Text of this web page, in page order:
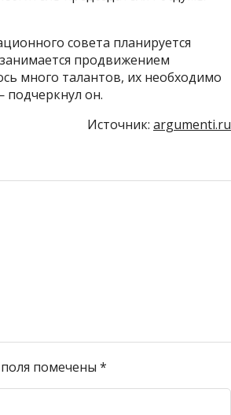
совета планируется
продвижением
много талантов, их необходимо
он.
Источник: argumenti.ru
помечены *